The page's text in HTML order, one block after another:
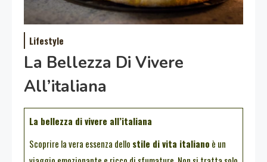
Lifestyle
La Bellezza Di Vivere
All’italiana
La bellezza di vivere all’italiana
Scoprire la vera essenza dello stile di vita italiano è un